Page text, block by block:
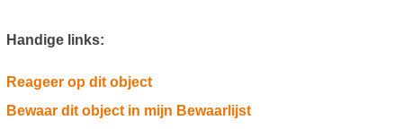
Handige links:
Reageer op dit object
Bewaar dit object in mijn Bewaarlijst